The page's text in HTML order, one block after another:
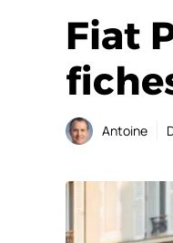
Fiat
Antoine